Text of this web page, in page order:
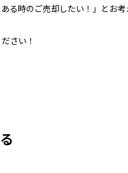
る時のご売却したい！」とお
さい！